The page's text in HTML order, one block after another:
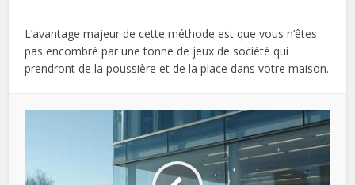
L’avantage majeur de cette méthode est que vous n’êtes
pas encombré par une tonne de jeux de société qui
prendront de la poussière et de la place dans votre maison.